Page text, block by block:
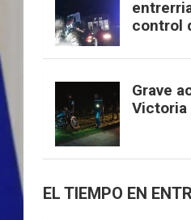
control
Grave
Victoria
EL TIEMPO EN